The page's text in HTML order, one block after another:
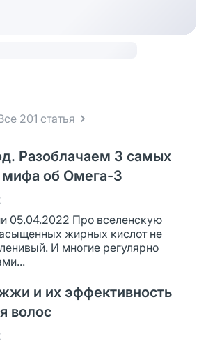
201 статья
Разоблачаем 3 самых
мифа об Омега-3
05.04.2022 Про вселенскую
жирных кислот не
И многие регулярно
и их эффективность
волос